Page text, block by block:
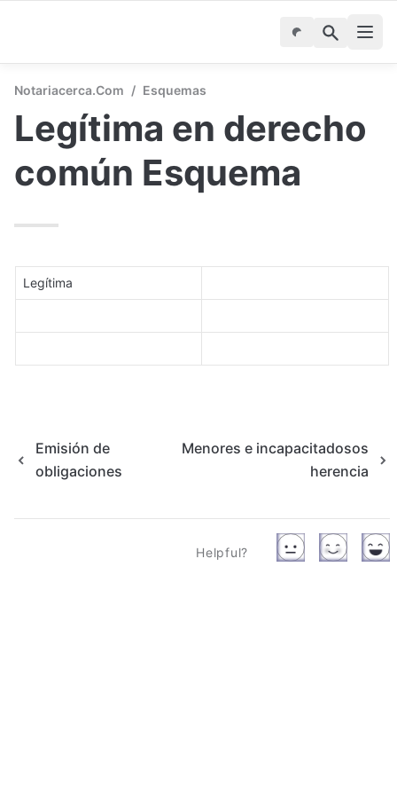
Notariacerca.com / Esquemas
Legítima en derecho
común Esquema
Legítima
Emisión de
obligaciones
Menores e incapacitadosos
herencia
Helpful?